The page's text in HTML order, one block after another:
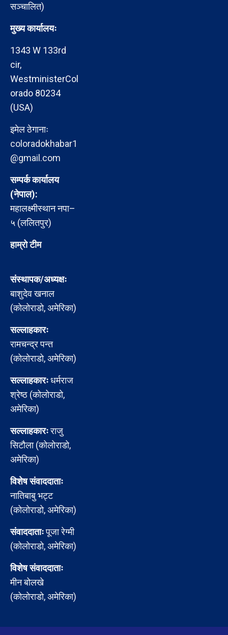
सञ्चालित)
मुख्य कार्यालयः
1343 W 133rd
cir,
WestministerCol
orado 80234
(USA)
इमेल ठेगानाः
coloradokhabar1
@gmail.com
सम्पर्क कार्यालय
(नेपाल):
महालक्ष्मीस्थान नपा–
५ (ललितपुर)
हाम्रो टीम
संस्थापक/अध्यक्षः
बाशुदेव खनाल
(कोलोराडो, अमेरिका)
सल्लाहकारः
रामचन्द्र पन्त
(कोलोराडो, अमेरिका)
सल्लाहकारःधर्मराज
श्रेष्ठ (कोलोराडो,
अमेरिका)
सल्लाहकारःराजु
सिटौला (कोलोराडो,
अमेरिका)
विशेष संवाददाताः
नातिबाबु भट्ट
(कोलोराडो, अमेरिका)
संवाददाताःपूजा रेग्मी
(कोलोराडो, अमेरिका)
विशेष संवाददाताः
मीन बोलखे
(कोलोराडो, अमेरिका)